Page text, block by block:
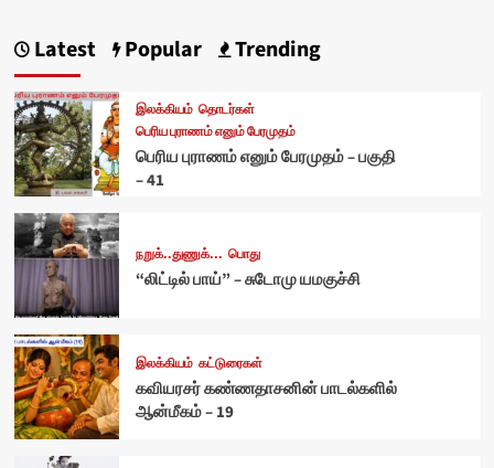
Latest Popular Trending
இலக்கியம் தொடர்கள்
பெரிய புராணம் எனும் பேரமுதம்
பெரிய புராணம் எனும் பேரமுதம் – பகுதி
– 41
நறுக்..துணுக்... பொது
“லிட்டில் பாய்” – சுடோமு யமகுச்சி
இலக்கியம் கட்டுரைகள்
கவியரசர் கண்ணதாசனின் பாடல்களில்
ஆன்மீகம் – 19